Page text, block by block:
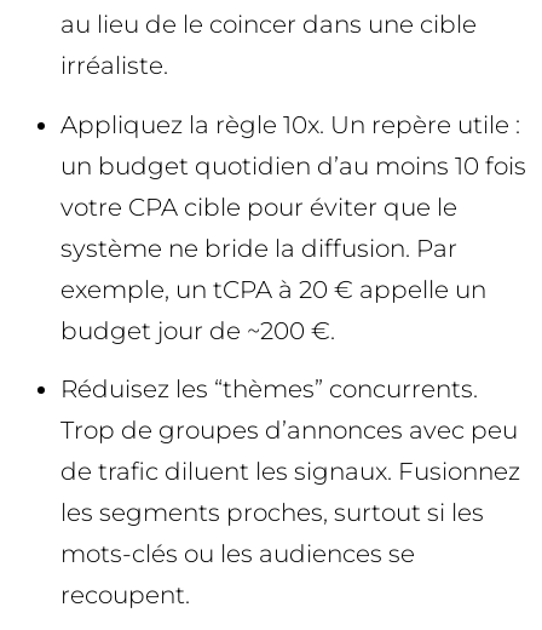
au lieu de le coincer dans une cible
irréaliste.
Appliquez la règle 10x. Un repère utile :
un budget quotidien d’au moins 10 fois
votre CPA cible pour éviter que le
système ne bride la diffusion. Par
exemple, un tCPA à 20 € appelle un
budget jour de ~200 €.
Réduisez les “thèmes” concurrents.
Trop de groupes d’annonces avec peu
de trafic diluent les signaux. Fusionnez
les segments proches, surtout si les
mots-clés ou les audiences se
recoupent.